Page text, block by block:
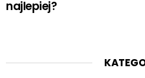
najlepiej?